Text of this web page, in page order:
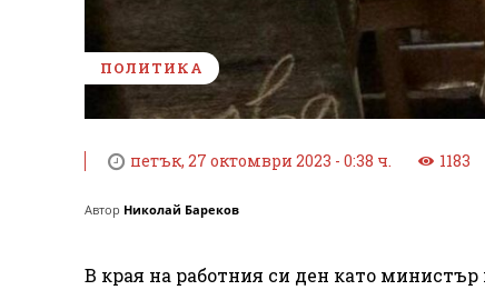
ПОЛИТИКА
петък, 27 октомври 2023 - 0:38 ч. 1183
Автор Николай Бареков
В края на работния си ден като